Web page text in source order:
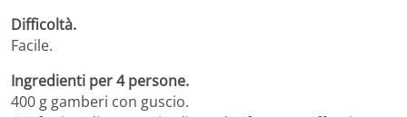
Difficoltà.
Facile.
Ingredienti per 4 persone.
400 g gamberi con guscio.